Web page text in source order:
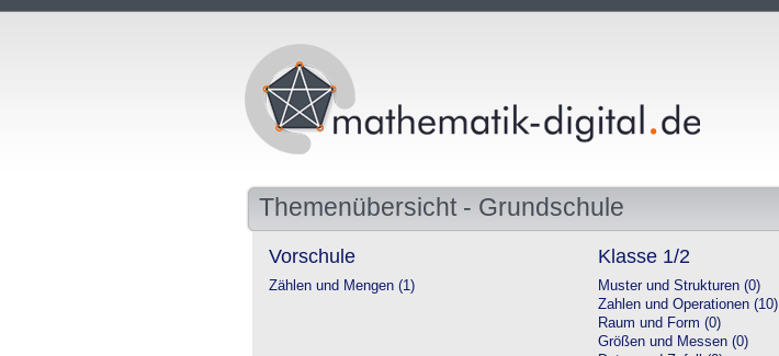
Themenübersicht - Grundschule
Vorschule
Zählen und Mengen (1)
Klasse 1/2
Muster und Strukturen (0)
Zahlen und Operationen (10)
Raum und Form (0)
Größen und Messen (0)